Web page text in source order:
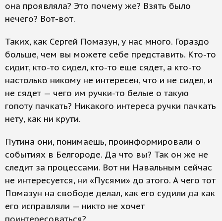
она проявляла? Это почему же? Взять было
нечего? Вот-вот.
Таких, как Сергей Помазун, у нас много. Гораздо
больше, чем вы можете себе представить. Кто-то
сидит, кто-то сидел, кто-то еще сядет, а кто-то
настолько никому не интересен, что и не сидел, и
не сядет — чего им ручки-то белые о такую
гопоту пачкать? Никакого интереса ручки пачкать
нету, как ни крути.
Путина они, понимаешь, проинформировали о
событиях в Белгороде. Да что вы? Так он же не
следит за процессами. Вот ни Навальным сейчас
не интересуется, ни «Пусями» до этого. А чего тот
Помазун на свободе делал, как его судили да как
его исправляли — никто не хочет